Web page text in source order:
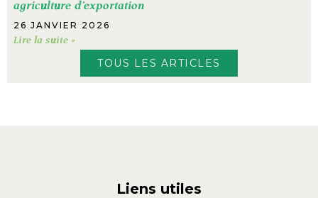
agriculture d’exportation
26 JANVIER 2026
Lire la suite »
TOUS LES ARTICLES
Liens utiles